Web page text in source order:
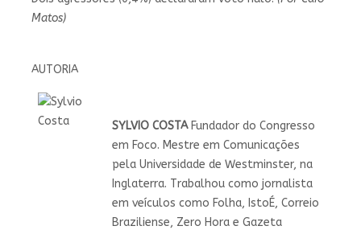
Matos)
AUTORIA
SYLVIO COSTAFundador do Congresso
em Foco. Mestre em Comunicações
pela Universidade de Westminster, na
Inglaterra. Trabalhou como jornalista
em veículos como Folha, IstoÉ, Correio
Braziliense, Zero Hora e Gazeta